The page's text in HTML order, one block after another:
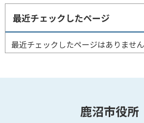
最近チェックしたページ
最近チェックしたページはありません
鹿沼市役所